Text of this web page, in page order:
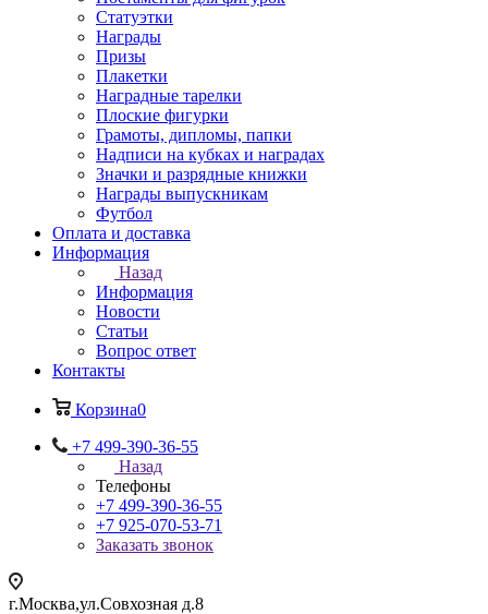
Статуэтки
Награды
Призы
Плакетки
Наградные тарелки
Плоские фигурки
Грамоты, дипломы, папки
Надписи на кубках и наградах
Значки и разрядные книжки
Награды выпускникам
Футбол
Оплата и доставка
Информация
Назад
Информация
Новости
Статьи
Вопрос ответ
Контакты
Корзина0
+7 499-390-36-55
Назад
Телефоны
+7 499-390-36-55
+7 925-070-53-71
Заказать звонок
г.Москва,ул.Совхозная д.8